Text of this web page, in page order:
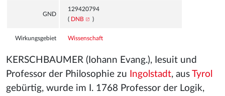
GND
129420794
( DNB )
Wirkungsgebiet Wissenschaft
KERSCHBAUMER (Iohann Evang.), Iesuit und
Professor der Philosophie zu
Ingolstadt, aus Tyrol
gebürtig, wurde im I. 1768 Professor der Logik,